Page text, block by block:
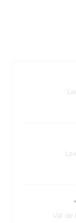
Val de